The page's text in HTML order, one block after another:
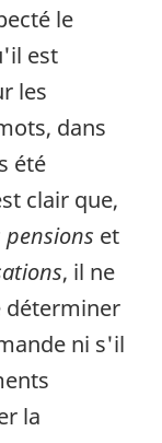
le
est
les
dans
été
clair que,
pensions et
, il ne
déterminer
ni s'il
la